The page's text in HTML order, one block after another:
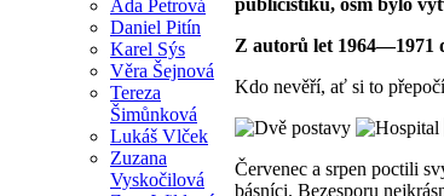
Ada Petrová
Daniel Pitín
Karel Sýs
Věra Šejnová
Tereza
Šimůnková
Lukáš Vlček
Zuzana
Vyskočilová
Z autorů let 1964—1971
Kdo nevěří, ať si to
Červenec a srpen poctili
básníci. Bezesporu